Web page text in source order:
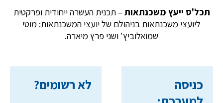
תכל'ס ייעץ משכנתאות– תכנית העשרה ייחודית ופרקטית
ליועצי משכנתאות בניהולם של יועצי המשכנתאות: מוטי
שמואלוביץ' ושני פרץ מיארה.
כניסה
לא רשומים?